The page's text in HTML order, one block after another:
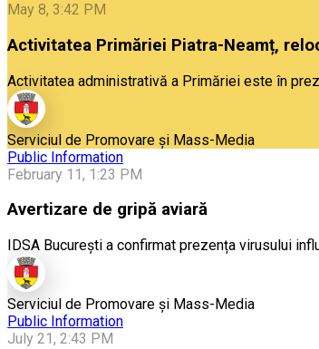
May 8, 3:42 PM
Activitatea Primăriei Piatra-Neamț,
Activitatea administrativă a Primăriei este în
Serviciul de Promovare și Mass-Media
Public Information
February 11, 1:23 PM
Avertizare de gripă aviară
IDSA București a confirmat prezența virusului
Serviciul de Promovare și Mass-Media
Public Information
July 21, 2:43 PM